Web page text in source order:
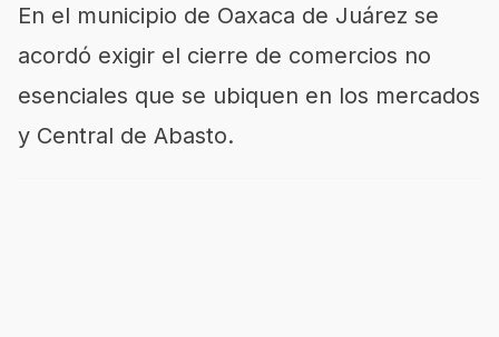
En el municipio de Oaxaca de Juárez se
acordó exigir el cierre de comercios no
esenciales que se ubiquen en los mercados
y Central de Abasto.